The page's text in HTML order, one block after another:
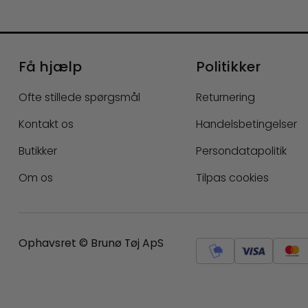
Få hjælp
Ofte stillede spørgsmål
Kontakt os
Butikker
Om os
Politikker
Returnering
Handelsbetingelser
Persondatapolitik
Tilpas cookies
Ophavsret © Brunø Tøj ApS